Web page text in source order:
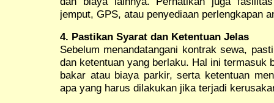
jemput, GPS, atau penyediaan perlengkapan
4. Pastikan Syarat dan Ketentuan Jelas
Sebelum menandatangani kontrak sewa,
dan ketentuan yang berlaku. Hal ini termasuk
bakar atau biaya parkir, serta ketentuan
apa yang harus dilakukan jika terjadi